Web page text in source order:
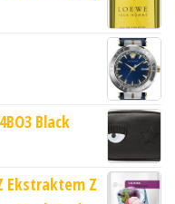
Black
Ekstraktem Z